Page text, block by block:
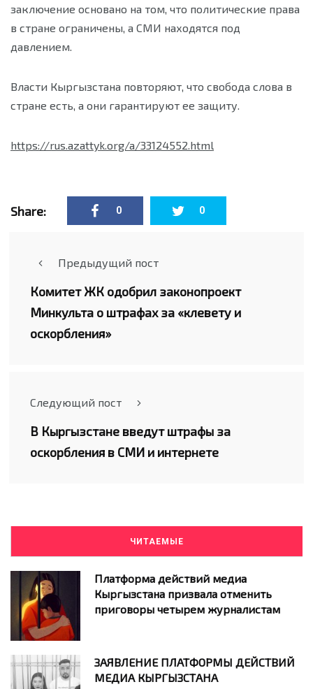
заключение основано на том, что политические права
в стране ограничены, а СМИ находятся под
давлением.
Власти Кыргызстана повторяют, что свобода слова в
стране есть, а они гарантируют ее защиту.
https://rus.azattyk.org/a/33124552.html
Share: 0 0
Предыдущий пост
Комитет ЖК одобрил законопроект
Минкульта о штрафах за «клевету и
оскорбления»
Следующий пост
В Кыргызстане введут штрафы за
оскорбления в СМИ и интернете
ЧИТАЕМЫЕ
Платформа действий медиа
Кыргызстана призвала отменить
приговоры четырем журналистам
ЗАЯВЛЕНИЕ ПЛАТФОРМЫ ДЕЙСТВИЙ
МЕДИА КЫРГЫЗСТАНА